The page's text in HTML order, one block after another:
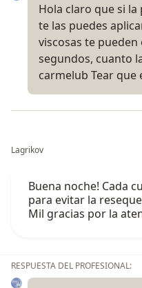
Hola claro que si
te las puedes
viscosas te
segundos, cuanto
carmelub Tear que
Lagrikov
Buena noche! Cada
para evitar la
Mil gracias por la
RESPUESTA DEL PROFESIONAL: